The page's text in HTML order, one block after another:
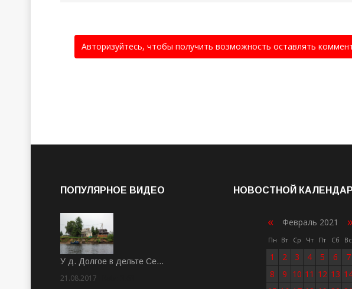
Авторизуйтесь, чтобы получить возможность оставлять
ПОПУЛЯРНОЕ ВИДЕО
У д. Долгое в дельте Се…
21.08.2017
НОВОСТНОЙ
« Февраль 2021 »
Пн Вт Ср Чт Пт Сб Вс
1 2 3 4 5 6
7
8
9 10 11 12 13